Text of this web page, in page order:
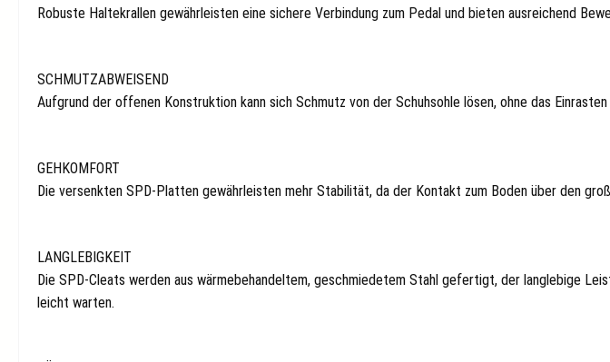
Robuste Haltekrallen gewährleisten eine sichere Verbindung zum Pedal und bieten ausreichend
SCHMUTZABWEISEND
Aufgrund der offenen Konstruktion kann sich Schmutz von der Schuhsohle lösen, ohne das
GEHKOMFORT
Die versenkten SPD-Platten gewährleisten mehr Stabilität, da der Kontakt zum Boden über den
LANGLEBIGKEIT
Die SPD-Cleats werden aus wärmebehandeltem, geschmiedetem Stahl gefertigt, der langlebige
leicht warten.